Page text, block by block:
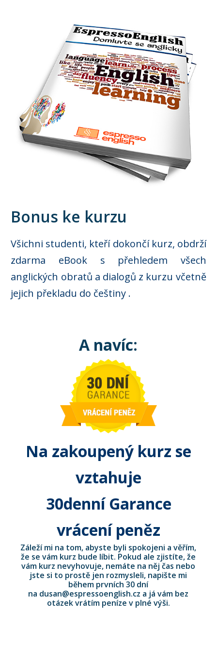
Bonus ke kurzu
Všichni studenti, kteří dokončí kurz, obdrží
zdarma eBook s přehledem všech
anglických obratů a dialogů z kurzu včetně
jejich překladu do češtiny .
A navíc:
Na zakoupený kurz se
vztahuje
30denní Garance
vrácení peněz
Záleží mi na tom, abyste byli spokojeni a věřím,
že se vám kurz bude líbit. Pokud ale zjistíte, že
vám kurz nevyhovuje, nemáte na něj čas nebo
jste si to prostě jen rozmysleli, napište mi
během prvních 30 dní
na dusan@espressoenglish.cz a já vám bez
otázek vrátím peníze v plné výši.